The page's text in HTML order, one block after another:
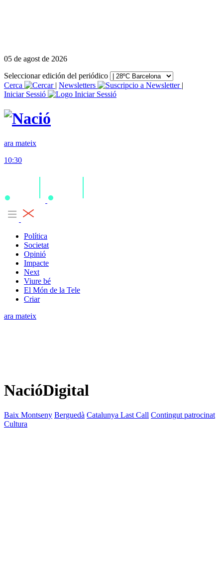
05 de agost de 2026
Seleccionar edición del periódico
Cerca
| Newsletters
|
Iniciar Sessió
ara mateix
10:30
Política
Societat
Opinió
Impacte
Next
Viure bé
El Món de la Tele
Criar
ara mateix
NacióDigital
Baix Montseny Berguedà Catalunya Last Call Contingut patrocinat
Cultura